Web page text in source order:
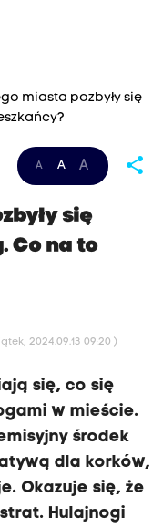
miasta pozbyły się
A A A share
się
Co na to
2024.09.13 09:20 )
się, co się
w mieście.
środek
dla korków,
Okazuje się, że
Hulajnogi